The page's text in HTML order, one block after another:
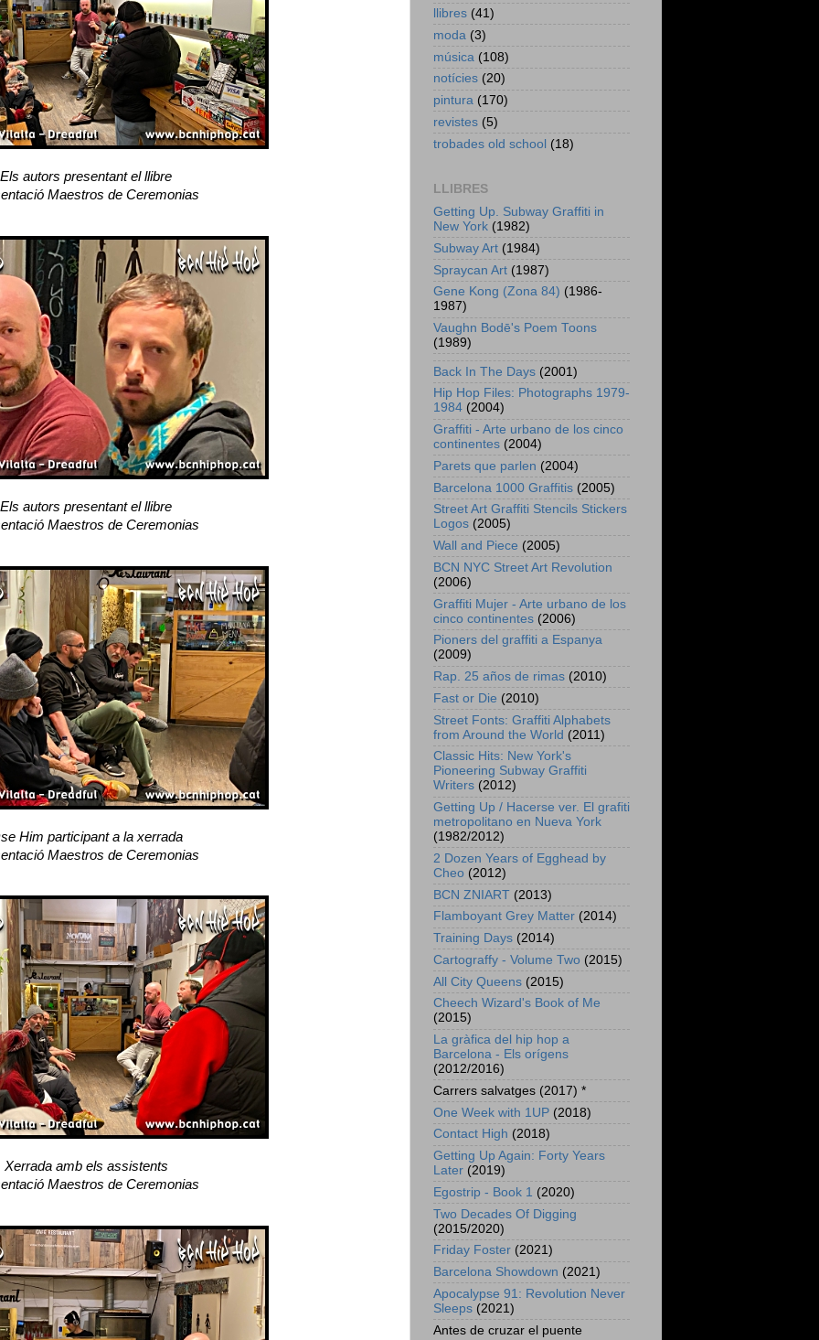
Els autors presentant el llibre
Maestros de Ceremonias
Els autors presentant el llibre
Maestros de Ceremonias
Him participant a la xerrada
Maestros de Ceremonias
Xerrada amb els assistents
Maestros de Ceremonias
llibres (41)
moda (3)
música (108)
notícies (20)
pintura (170)
revistes (5)
trobades old school (18)
LLIBRES
Getting Up. Subway Graffiti in
New York (1982)
Subway Art (1984)
Spraycan Art (1987)
Gene Kong (Zona 84) (1986-
1987)
Vaughn Bodē's Poem Toons
(1989)
Back In The Days (2001)
Hip Hop Files: Photographs 1979-
1984 (2004)
Graffiti - Arte urbano de los cinco
continentes (2004)
Parets que parlen (2004)
Barcelona 1000 Graffitis (2005)
Street Art Graffiti Stencils Stickers
Logos (2005)
Wall and Piece (2005)
BCN NYC Street Art Revolution
(2006)
Graffiti Mujer - Arte urbano de los
cinco continentes (2006)
Pioners del graffiti a Espanya
(2009)
Rap. 25 años de rimas (2010)
Fast or Die (2010)
Street Fonts: Graffiti Alphabets
from Around the World (2011)
Classic Hits: New York's
Pioneering Subway Graffiti
Writers (2012)
Getting Up / Hacerse ver. El grafiti
metropolitano en Nueva York
(1982/2012)
2 Dozen Years of Egghead by
Cheo (2012)
BCN ZNIART (2013)
Flamboyant Grey Matter (2014)
Training Days (2014)
Cartograffy - Volume Two (2015)
All City Queens (2015)
Cheech Wizard's Book of Me
(2015)
La gràfica del hip hop a
Barcelona - Els orígens
(2012/2016)
Carrers salvatges (2017) *
One Week with 1UP (2018)
Contact High (2018)
Getting Up Again: Forty Years
Later (2019)
Egostrip - Book 1 (2020)
Two Decades Of Digging
(2015/2020)
Friday Foster (2021)
Barcelona Showdown (2021)
Apocalypse 91: Revolution Never
Sleeps (2021)
Antes de cruzar el puente